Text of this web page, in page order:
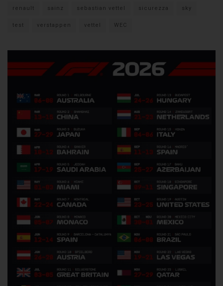
renault sainz sebastian vettel sicurezza sky
test verstappen vettel WEC